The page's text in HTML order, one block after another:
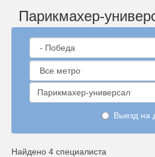
Парикмахер-
Парикмахер-универсал
Выезд на
Найдено 4 специалиста